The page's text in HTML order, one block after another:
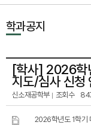
학과공지
[학사] 2026학
지도/심사 신
신소재공학부 조회수
2026학년도 1학기